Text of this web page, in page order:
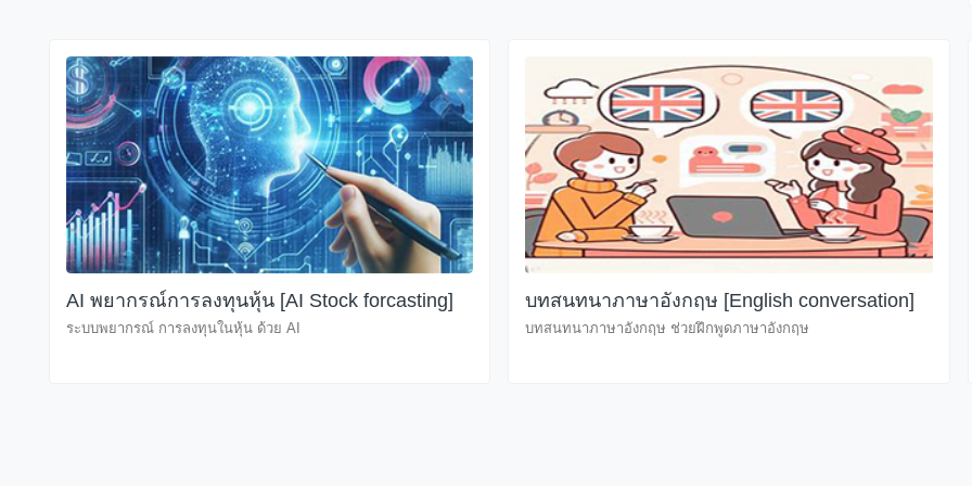
AI พยากรณ์การลงทุนหุ้น [AI Stock forcasting]
ระบบพยากรณ์ การลงทุนในหุ้น ด้วย AI
บทสนทนาภาษาอังกฤษ [English conversation]
บทสนทนาภาษาอังกฤษ ช่วยฝึกพูดภาษาอังกฤษ